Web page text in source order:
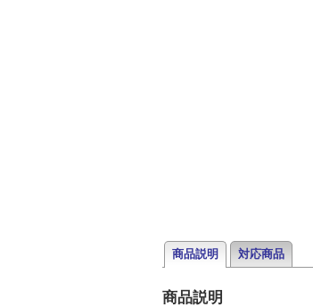
商品説明 対応商品
商品説明